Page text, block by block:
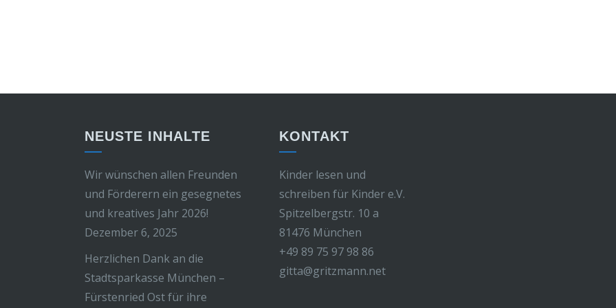
NEUSTE INHALTE
Wir wünschen allen Freunden
und Förderern ein gesegnetes
und kreatives Jahr 2026!
Dezember 6, 2025
Herzlichen Dank an die
Stadtsparkasse München –
Fürstenried Ost für ihre
KONTAKT
Kinder lesen und
schreiben für Kinder e.V.
Spitzelbergstr. 10 a
81476 München
+49 89 75 97 98 86
gitta@gritzmann.net